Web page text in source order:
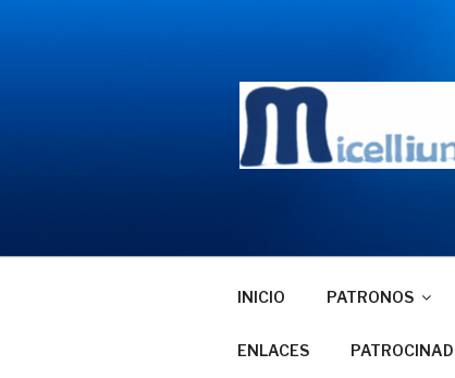
INICIO PATRONOS
ENLACES